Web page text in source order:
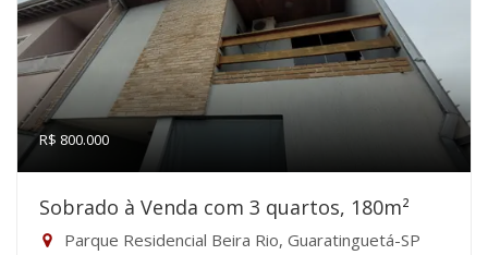
R$ 800.000
Sobrado à Venda com 3 quartos, 180m²
Parque Residencial Beira Rio, Guaratinguetá-SP